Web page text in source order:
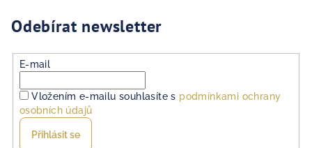
Odebírat newsletter
E-mail
Vložením e-mailu souhlasíte s podmínkami ochrany
osobních údajů
Přihlásit se